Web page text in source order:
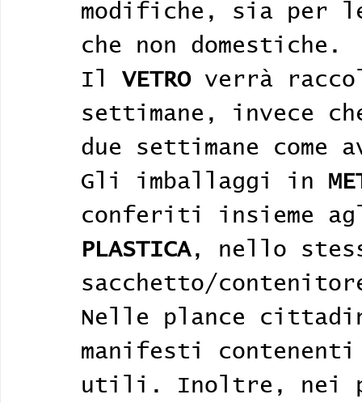
modifiche, sia per
che non domestiche.
Il VETRO verrà
settimane, invece
due settimane come
Gli imballaggi in
conferiti insieme
PLASTICA, nello
sacchetto/
Nelle plance
manifesti
utili. Inoltre, nei